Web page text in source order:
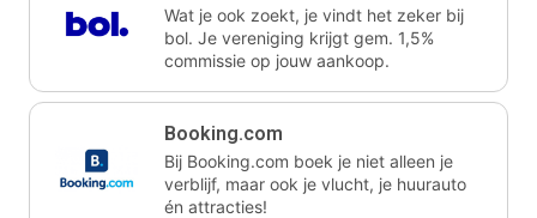
Wat je ook zoekt, je vindt het zeker bij
bol. Je vereniging krijgt gem. 1,5%
commissie op jouw aankoop.
Booking.com
Bij Booking.com boek je niet alleen je
verblijf, maar ook je vlucht, je huurauto
én attracties!